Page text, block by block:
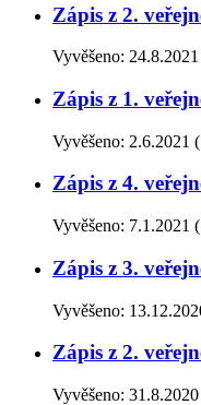
Zápis z 2.
Vyvěšeno: 24.8.2021
Zápis z 1.
Vyvěšeno: 2.6.2021 (
Zápis z 4.
Vyvěšeno: 7.1.2021 (
Zápis z 3.
Vyvěšeno:
Zápis z 2.
Vyvěšeno: 31.8.2020